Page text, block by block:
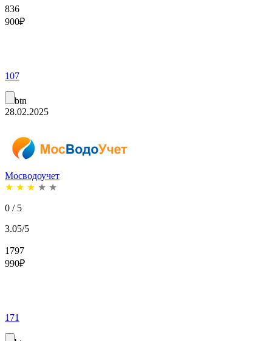
836
900₽
107
btn
28.02.2025
Мосводоучет
★ ★ ★ ★ ★
0 / 5
3.05/5
1797
990₽
171